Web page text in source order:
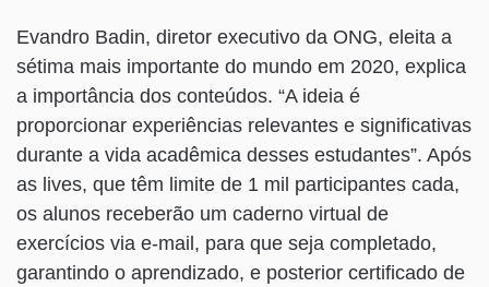
Evandro Badin, diretor executivo da ONG, eleita a
sétima mais importante do mundo em 2020, explica
a importância dos conteúdos. “A ideia é
proporcionar experiências relevantes e significativas
durante a vida acadêmica desses estudantes”. Após
as lives, que têm limite de 1 mil participantes cada,
os alunos receberão um caderno virtual de
exercícios via e-mail, para que seja completado,
garantindo o aprendizado, e posterior certificado de